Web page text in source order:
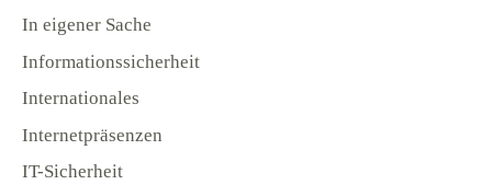
In eigener Sache
Informationssicherheit
Internationales
Internetpräsenzen
IT-Sicherheit